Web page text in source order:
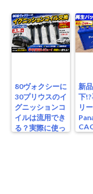
80ヴォクシーに
30プリウスのイ
グニッションコ
イルは流用でき
る？実際に使っ
新
下
リ